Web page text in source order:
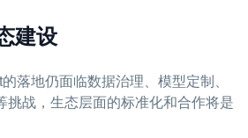
建设
落地仍面临数据治理、模型定制、
挑战，生态层面的标准化和合作将是